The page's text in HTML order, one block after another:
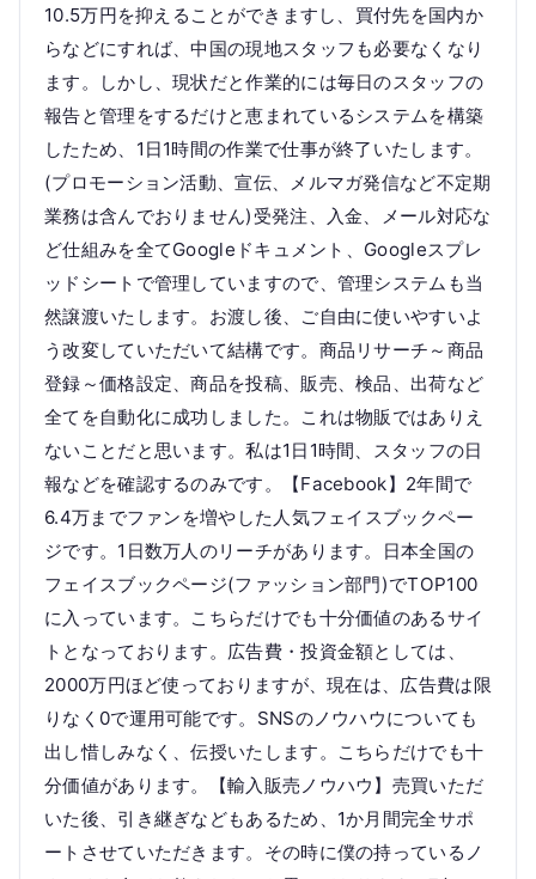
10.5万円を抑えることができますし、買付先を国内か
らなどにすれば、中国の現地スタッフも必要なくなり
ます。しかし、現状だと作業的には毎日のスタッフの
報告と管理をするだけと恵まれているシステムを構築
したため、1日1時間の作業で仕事が終了いたします。
(プロモーション活動、宣伝、メルマガ発信など不定期
業務は含んでおりません)受発注、入金、メール対応な
ど仕組みを全てGoogleドキュメント、Googleスプレ
ッドシートで管理していますので、管理システムも当
然譲渡いたします。お渡し後、ご自由に使いやすいよ
う改変していただいて結構です。商品リサーチ～商品
登録～価格設定、商品を投稿、販売、検品、出荷など
全てを自動化に成功しました。これは物販ではありえ
ないことだと思います。私は1日1時間、スタッフの日
報などを確認するのみです。【Facebook】2年間で
6.4万までファンを増やした人気フェイスブックペー
ジです。1日数万人のリーチがあります。日本全国の
フェイスブックページ(ファッション部門)でTOP100
に入っています。こちらだけでも十分価値のあるサイ
トとなっております。広告費・投資金額としては、
2000万円ほど使っておりますが、現在は、広告費は限
りなく0で運用可能です。SNSのノウハウについても
出し惜しみなく、伝授いたします。こちらだけでも十
分価値があります。【輸入販売ノウハウ】売買いただ
いた後、引き継ぎなどもあるため、1か月間完全サポ
ートさせていただきます。その時に僕の持っているノ